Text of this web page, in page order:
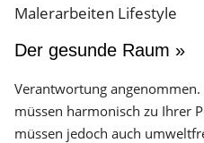
Der gesunde Raum »
Verantwortung
müssen harmonisch zu Ihrer
müssen jedoch auch